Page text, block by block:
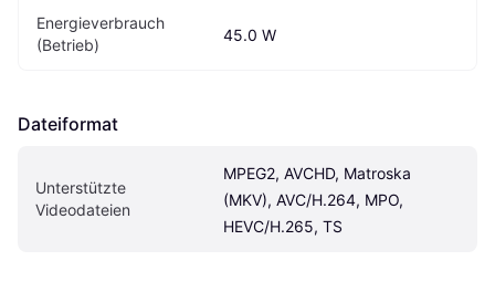
Energieverbrauch
(Betrieb)
45.0 W
Dateiformat
Unterstützte
Videodateien
MPEG2, AVCHD, Matroska
(MKV), AVC/H.264, MPO,
HEVC/H.265, TS